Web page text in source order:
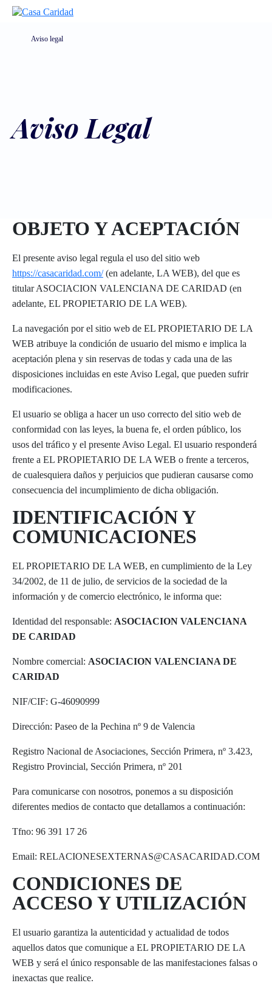
Aviso legal
Aviso Legal
OBJETO Y ACEPTACIÓN
El presente aviso legal regula el uso del sitio web
https://casacaridad.com/(en adelante, LA WEB), del que es
titular ASOCIACION VALENCIANA DE CARIDAD (en
adelante, EL PROPIETARIO DE LA WEB).
La navegación por el sitio web de EL PROPIETARIO DE LA
WEB atribuye la condición de usuario del mismo e implica la
aceptación plena y sin reservas de todas y cada una de las
disposiciones incluidas en este Aviso Legal, que pueden sufrir
modificaciones.
El usuario se obliga a hacer un uso correcto del sitio web de
conformidad con las leyes, la buena fe, el orden público, los
usos del tráfico y el presente Aviso Legal. El usuario responderá
frente a EL PROPIETARIO DE LA WEB o frente a terceros,
de cualesquiera daños y perjuicios que pudieran causarse como
consecuencia del incumplimiento de dicha obligación.
IDENTIFICACIÓN Y
COMUNICACIONES
EL PROPIETARIO DE LA WEB, en cumplimiento de la Ley
34/2002, de 11 de julio, de servicios de la sociedad de la
información y de comercio electrónico, le informa que:
Identidad del responsable: ASOCIACION VALENCIANA
DE CARIDAD
Nombre comercial: ASOCIACION VALENCIANA DE
CARIDAD
NIF/CIF: G-46090999
Dirección: Paseo de la Pechina nº 9 de Valencia
Registro Nacional de Asociaciones, Sección Primera, nº 3.423,
Registro Provincial, Sección Primera, nº 201
Para comunicarse con nosotros, ponemos a su disposición
diferentes medios de contacto que detallamos a continuación:
Tfno: 96 391 17 26
Email: RELACIONESEXTERNAS@CASACARIDAD.COM
CONDICIONES DE
ACCESO Y UTILIZACIÓN
El usuario garantiza la autenticidad y actualidad de todos
aquellos datos que comunique a EL PROPIETARIO DE LA
WEB y será el único responsable de las manifestaciones falsas o
inexactas que realice.